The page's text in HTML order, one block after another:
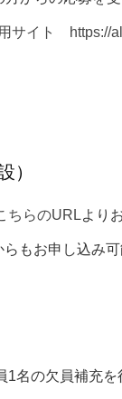
サイト https://
）
ちらのURLより
もお申し込み可
1名の欠員補充